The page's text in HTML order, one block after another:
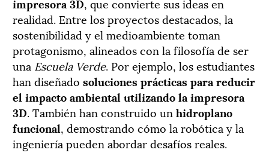
impresora 3D, que convierte sus ideas en
realidad. Entre los proyectos destacados, la
sostenibilidad y el medioambiente toman
protagonismo, alineados con la filosofía de ser
una Escuela Verde. Por ejemplo, los estudiantes
han diseñado soluciones prácticas para reducir
el impacto ambiental utilizando la impresora
3D. También han construido un hidroplano
funcional, demostrando cómo la robótica y la
ingeniería pueden abordar desafíos reales.